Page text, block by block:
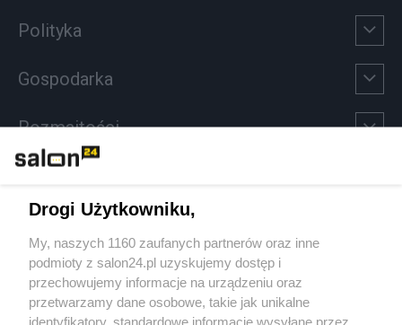
Polityka
Gospodarka
Rozmaitości
Sport
Społeczeństwo
Drogi Użytkowniku,
My, naszych 1160 zaufanych partnerów oraz inne
podmioty z salon24.pl uzyskujemy dostęp i
przechowujemy informacje na urządzeniu oraz
przetwarzamy dane osobowe, takie jak unikalne
identyfikatory, standardowe informacje wysyłane przez